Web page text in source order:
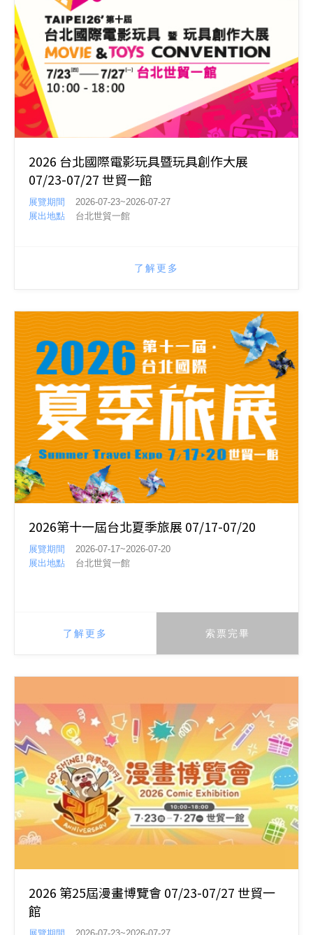
2026 台北國際電影玩具暨玩具創作大展
07/23-07/27 世貿一館
展覽期間
2026-07-23~2026-07-27
展出地點
台北世貿一館
了解更多
2026第十一屆台北夏季旅展 07/17-07/20
展覽期間
2026-07-17~2026-07-20
展出地點
台北世貿一館
了解更多 索票完畢
2026 第25屆漫畫博覽會 07/23-07/27 世貿一
館